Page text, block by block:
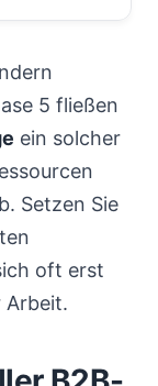
5 fließen
ein solcher
Setzen Sie
oft erst
Arbeit.